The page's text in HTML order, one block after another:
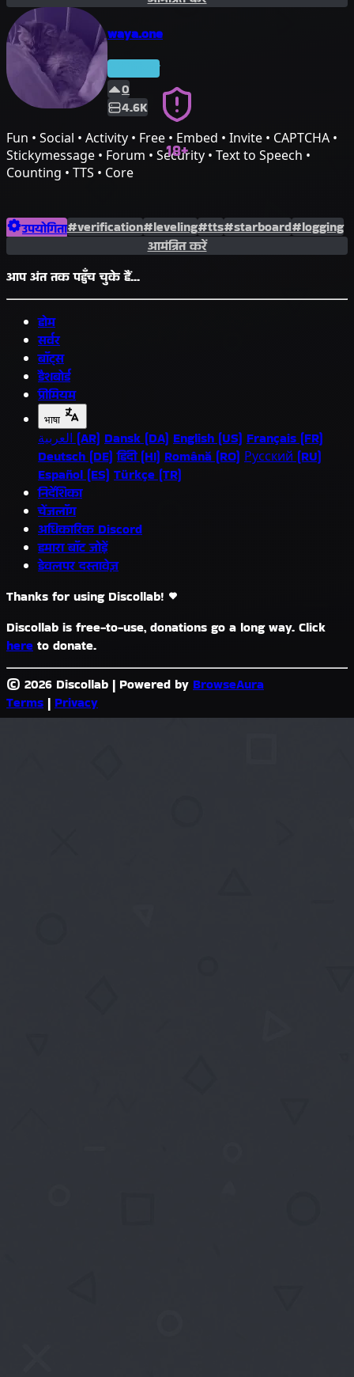
18+
waya.one
0
4.6K
Fun • Social • Activity • Free • Embed • Invite • CAPTCHA •
Stickymessage • Forum • Security • Text to Speech •
Counting • TTS • Core
उपयोगिता#verification#leveling#tts#starboard#logging
#leaderboards
आमंत्रित करें
आप अंत तक पहुँच चुके हैं...
होम
सर्वर
बॉट्स
डैशबोर्ड
प्रीमियम
भाषा
العربية (AR) Dansk (DA) English (US) Français (FR)
Deutsch (DE) हिंदी (HI) Română (RO) Русский (RU)
Español (ES) Türkçe (TR)
निर्देशिका
चेंजलॉग
अधिकारिक Discord
हमारा बॉट जोड़ें
डेवलपर दस्तावेज़
Thanks for using Discollab!
Discollab is free-to-use, donations go a long way. Click
here to donate.
© 2026 Discollab | Powered by BrowseAura
Terms | Privacy